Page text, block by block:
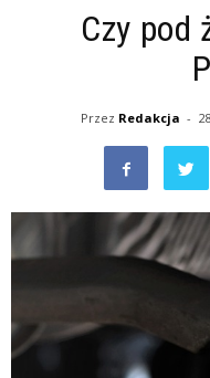
Czy pod
Przez Redakcja -